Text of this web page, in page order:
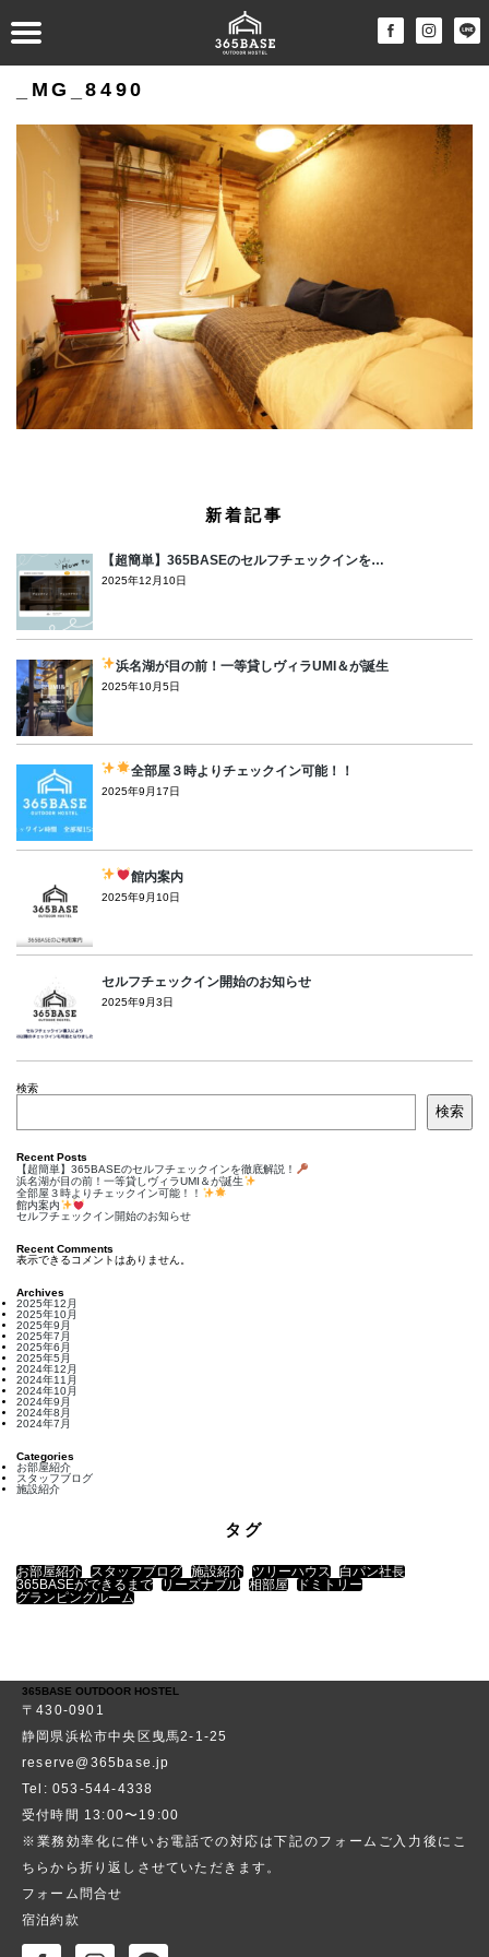
_MG_8490
新着記事
【超簡単】365BASEのセルフチェックインを…
2025年12月10日
浜名湖が目の前！一等貸しヴィラUMI＆が誕生
2025年10月5日
全部屋３時よりチェックイン可能！！
2025年9月17日
館内案内
2025年9月10日
セルフチェックイン開始のお知らせ
2025年9月3日
検索
検索
Recent Posts
【超簡単】365BASEのセルフチェックインを徹底解説！
浜名湖が目の前！一等貸しヴィラUMI＆が誕生
全部屋３時よりチェックイン可能！！
館内案内
セルフチェックイン開始のお知らせ
Recent Comments
表示できるコメントはありません。
Archives
2025年12月
2025年10月
2025年9月
2025年7月
2025年6月
2025年5月
2024年12月
2024年11月
2024年10月
2024年9月
2024年8月
2024年7月
Categories
お部屋紹介
スタッフブログ
施設紹介
タグ
お部屋紹介 スタッフブログ 施設紹介 ツリーハウス 白パン社長
365BASEができるまで リーズナブル 相部屋 ドミトリー
グランピングルーム
365BASE OUTDOOR HOSTEL
〒430-0901
静岡県浜松市中央区曳馬2-1-25
reserve@365base.jp
Tel: 053-544-4338
受付時間 13:00〜19:00
※業務効率化に伴いお電話での対応は下記のフォームご入力後にこ
ちらから折り返しさせていただきます。
フォーム問合せ
宿泊約款